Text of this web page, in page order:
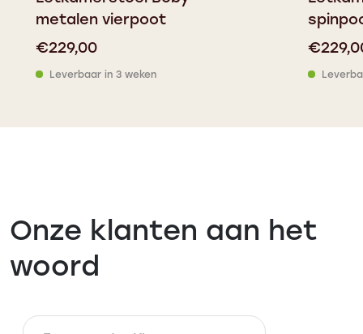
metalen vierpoot
€229,00
Leverbaar in 3 weken
€
Onze klanten aan het
woord